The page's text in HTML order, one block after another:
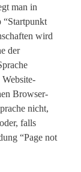
man in
“Startpunkt
wird
der
Browser-
nicht,
falls
“Page not